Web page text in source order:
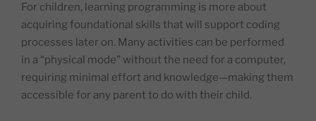
For children, learning programming is more about
acquiring foundational skills that will support coding
processes later on. Many activities can be performed
in a “physical mode” without the need for a computer,
requiring minimal effort and knowledge—making them
accessible for any parent to do with their child.​